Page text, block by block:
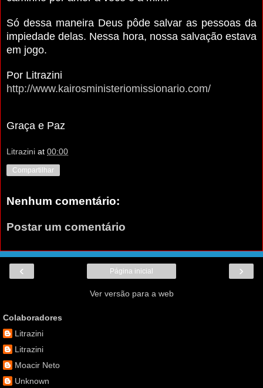
Só dessa maneira Deus pôde salvar as pessoas da
impiedade delas. Nessa hora, nossa salvação estava
em jogo.
Por Litrazini
http://www.kairosministeriomissionario.com/
Graça e Paz
Litrazini at 00:00
Compartilhar
Nenhum comentário:
Postar um comentário
‹ ›
Página inicial
Ver versão para a web
Colaboradores
Litrazini
Litrazini
Moacir Neto
Unknown